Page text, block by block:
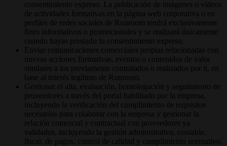
consentimiento expreso. La publicación de imágenes o vídeos
de actividades formativas en la página web corporativa o en
perfiles de redes sociales de Runroom tendrá exclusivamente
fines informativos o promocionales y se realizará únicamente
cuando hayas prestado tu consentimiento expreso.
Enviar comunicaciones comerciales propias relacionadas con
nuevas acciones formativas, eventos o contenidos de valor
similares a los previamente contratados o realizados por ti, en
base al interés legítimo de Runroom.
Gestionar el alta, evaluación, homologación y seguimiento de
proveedores a través del portal habilitado por la empresa,
incluyendo la verificación del cumplimiento de requisitos
necesarios para colaborar con la empresa y gestionar la
relación comercial y contractual con proveedores ya
validados, incluyendo la gestión administrativa, contable,
fiscal, de pagos, control de calidad y cumplimiento normativo.